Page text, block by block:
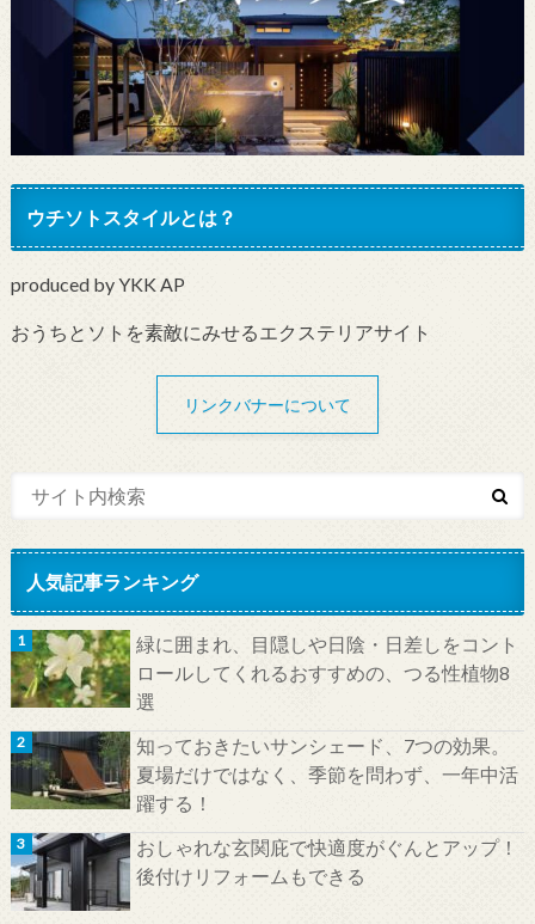
ウチソトスタイルとは？
produced by YKK AP
おうちとソトを素敵にみせるエクステリアサイト
リンクバナーについて
人気記事ランキング
緑に囲まれ、目隠しや日陰・日差しをコント
ロールしてくれるおすすめの、つる性植物8
選
知っておきたいサンシェード、7つの効果。
夏場だけではなく、季節を問わず、一年中活
躍する！
おしゃれな玄関庇で快適度がぐんとアップ！
後付けリフォームもできる